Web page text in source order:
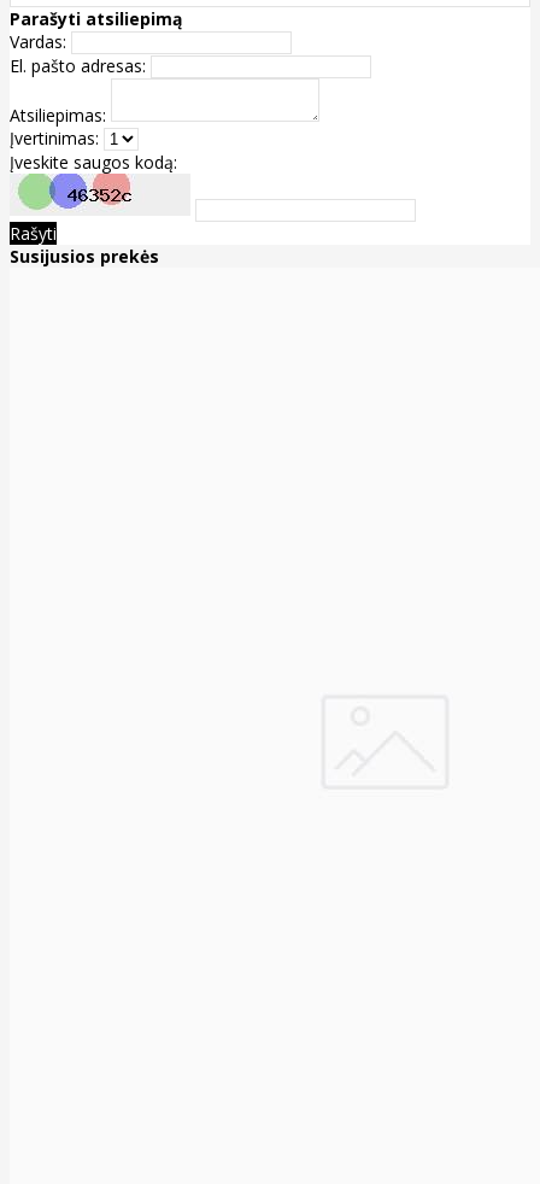
Parašyti atsiliepimą
Vardas:
El. pašto adresas:
Atsiliepimas:
Įvertinimas:
Įveskite saugos kodą:
Rašyti
Susijusios prekės